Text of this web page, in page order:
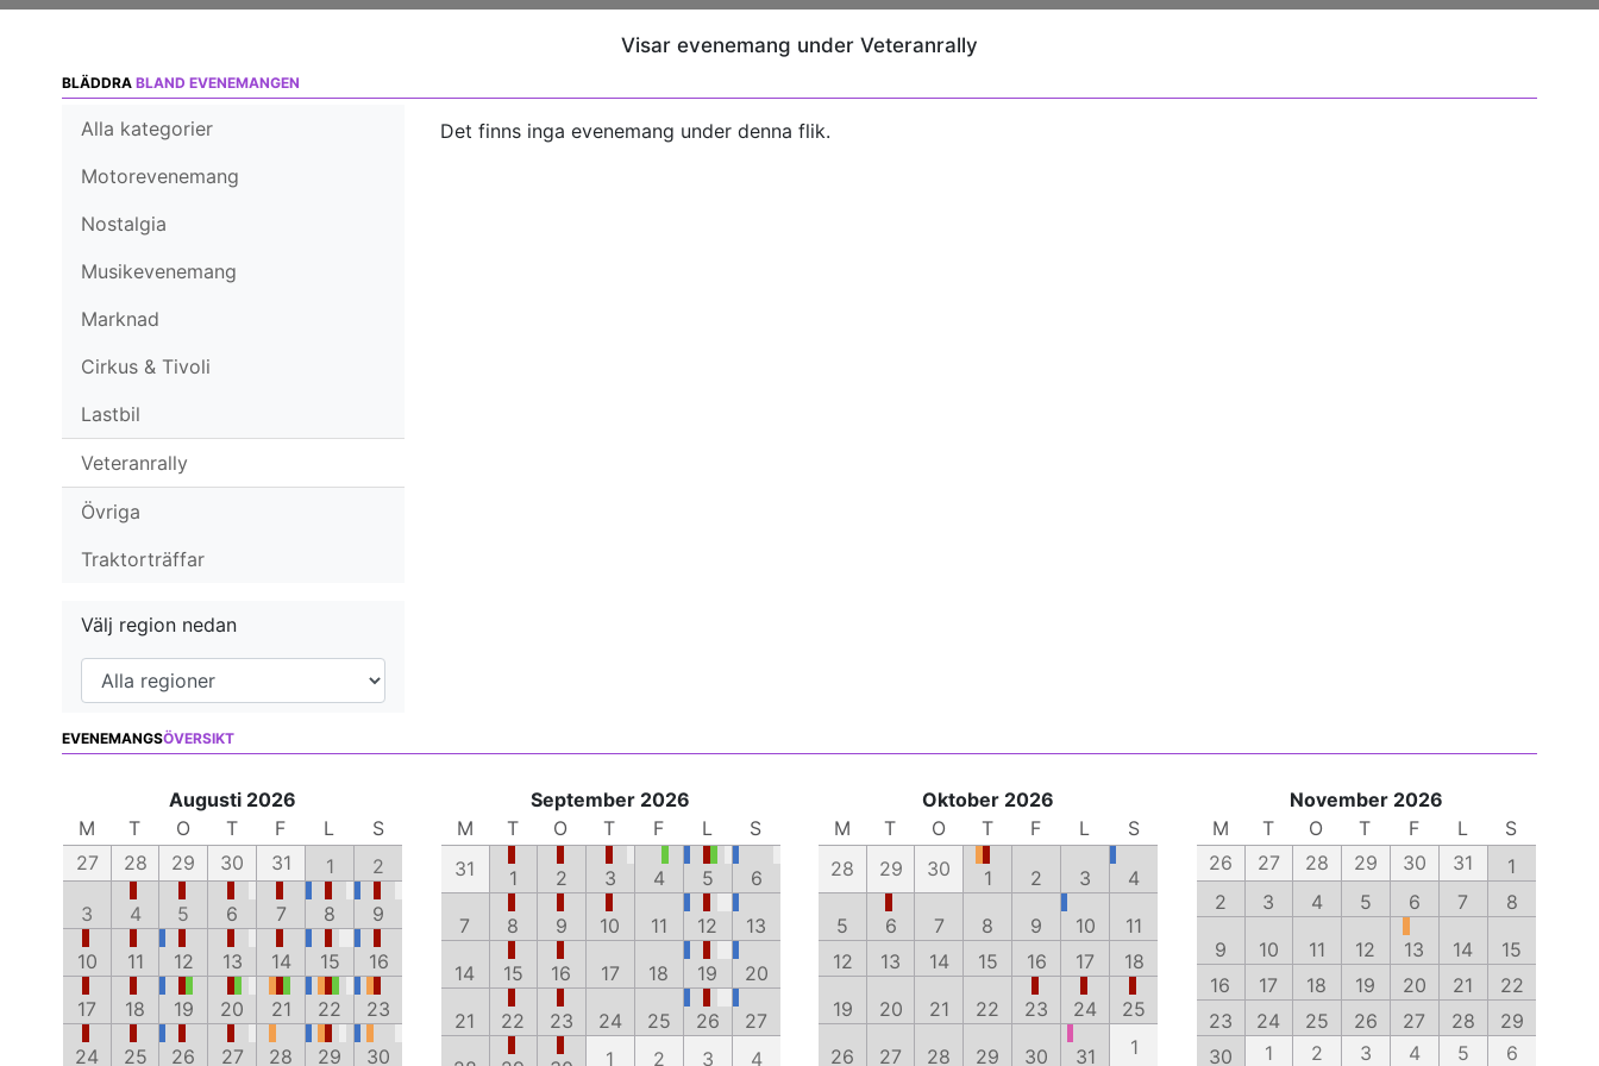
Visar evenemang under Veteranrally
BLÄDDRA BLAND EVENEMANGEN
Alla kategorier
Motorevenemang
Nostalgia
Musikevenemang
Marknad
Cirkus & Tivoli
Lastbil
Veteranrally
Övriga
Traktorträffar
Välj region nedan
Det finns inga evenemang under denna flik.
EVENEMANGSÖVERSIKT
Augusti 2026
M
T O T F L
S
27
28 29 30 31 1
2
3
4 5 6 7 8
9
10
11 12 13 14 15
16
17
18 19 20 21 22
23
24
25 26 27 28 29 30
September 2026
M
T O T F L
S
31
1 2 3 4 5
6
7
8 9 10 11 12
13
14
15 16 17 18 19
20
21
22 23 24 25 26
27
1 2 3 4
Oktober 2026
M
T O T F L
S
28
29 30 1 2 3
4
5
6 7 8 9 10
11
12
13 14 15 16 17
18
19
20 21 22 23 24
25
26
27 28 29 30 31 1
November 2026
M
T O T F L
S
26
27 28 29 30 31
1
2
3 4 5 6 7
8
9
10 11 12 13 14
15
16
17 18 19 20 21
22
23
24 25 26 27 28
29
30
1 2 3 4 5 6